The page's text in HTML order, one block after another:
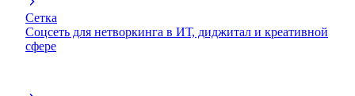
Сетка
Соцсеть для нетворкинга в ИТ, диджитал и креативной
сфере